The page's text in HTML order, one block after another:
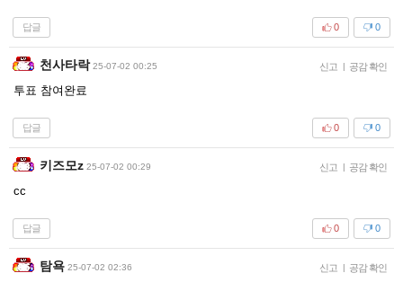
답글 0
0
천사타락 25-07-02 00:25 신고 | 공감 확인
투표 참여완료
답글 0
0
키즈모z 25-07-02 00:29 신고 | 공감 확인
cc
답글 0
0
탐욕 25-07-02 02:36 신고 | 공감 확인